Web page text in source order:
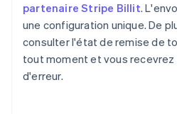
partenaire Stripe Billit.
une configuration unique. De
consulter l'état de remise de
tout moment et vous recevrez
d'erreur.